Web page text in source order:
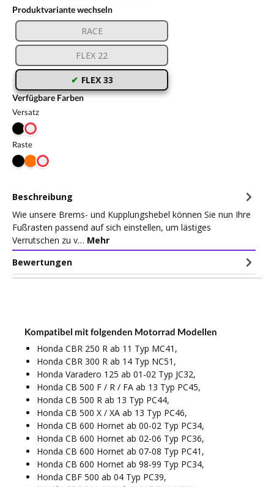
Produktvariante wechseln
RACE
FLEX 22
FLEX 33
Verfügbare Farben
Versatz
Raste
Beschreibung
Wie unsere Brems- und Kupplungshebel können Sie nun Ihre
Fußrasten passend auf sich einstellen, um lästiges
Verrutschen zu v… Mehr
Bewertungen
Kompatibel mit folgenden Motorrad Modellen
Honda CBR 250 R ab 11 Typ MC41,
Honda CBR 300 R ab 14 Typ NC51,
Honda Varadero 125 ab 01-02 Typ JC32,
Honda CB 500 F / R / FA ab 13 Typ PC45,
Honda CB 500 R ab 13 Typ PC44,
Honda CB 500 X / XA ab 13 Typ PC46,
Honda CB 600 Hornet ab 00-02 Typ PC34,
Honda CB 600 Hornet ab 02-06 Typ PC36,
Honda CB 600 Hornet ab 07-08 Typ PC41,
Honda CB 600 Hornet ab 98-99 Typ PC34,
Honda CBF 500 ab 04 Typ PC39,